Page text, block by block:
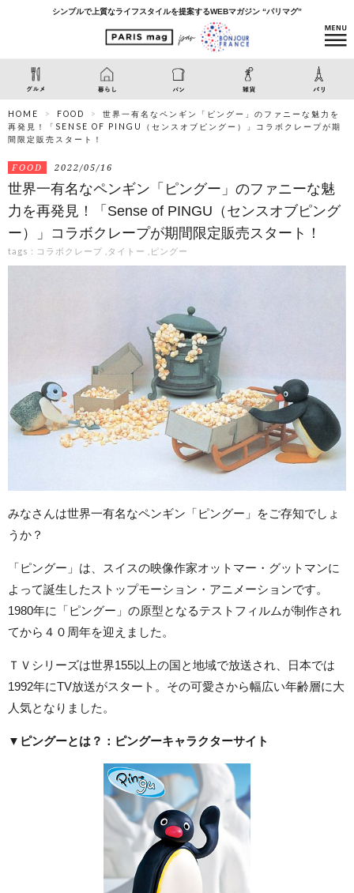
シンプルで上質なライフスタイルを提案するWEBマガジン “パリマグ”
HOME FOOD
世界一有名なペンギン「ピングー」のファニーな魅力を
再発見！「SENSE OF PINGU（センスオブピングー）」コラボクレープが期
間限定販売スタート！
FOOD 2022/05/16
世界一有名なペンギン「ピングー」のファニーな魅
力を再発見！「Sense of PINGU（センスオブピング
ー）」コラボクレープが期間限定販売スタート！
tags : コラボクレープ タイトー ピングー
みなさんは世界一有名なペンギン「ピングー」をご存知でしょ
うか？
「ピングー」は、スイスの映像作家オットマー・グットマンに
よって誕生したストップモーション・アニメーションです。
1980年に「ピングー」の原型となるテストフィルムが制作され
てから４０周年を迎えました。
ＴＶシリーズは世界155以上の国と地域で放送され、日本では
1992年にTV放送がスタート。その可愛さから幅広い年齢層に大
人気となりました。
▼ピングーとは？：ピングーキャラクターサイト